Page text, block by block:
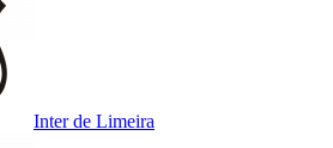
Inter de Limeira